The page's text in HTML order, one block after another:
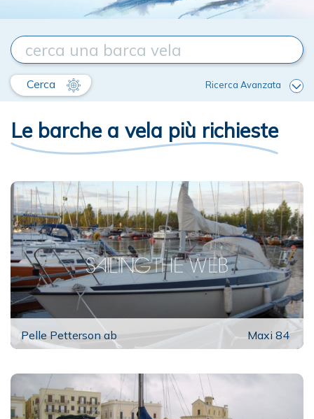
Cerca Ricerca Avanzata
Le barche a vela più richieste
Pelle Petterson ab Maxi 84